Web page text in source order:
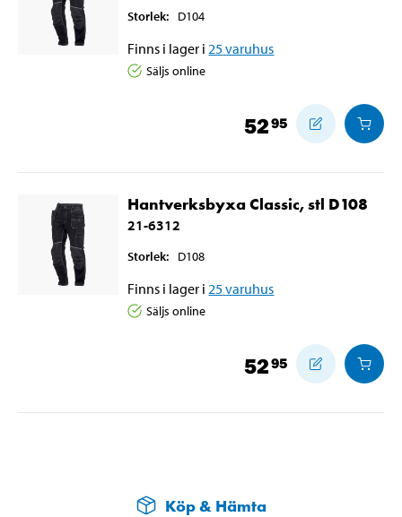
Storlek: D104
Finns i lager i 25varuhus
Säljs online
5295
Hantverksbyxa Classic, stl D108
21-6312
Storlek: D108
Finns i lager i 25varuhus
Säljs online
5295
Köp & Hämta